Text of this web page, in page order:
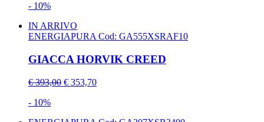
- 10%
IN ARRIVO
ENERGIAPURACod: GA555XSRAF10
GIACCA HORVIK CREED
€ 393,00 € 353,70
- 10%